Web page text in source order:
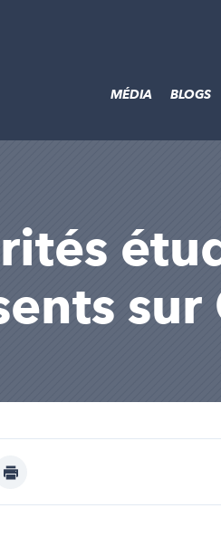
MÉDIA BLOGS
sur
print